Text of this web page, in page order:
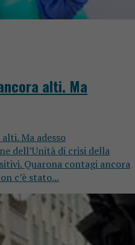
alti. Ma
Ma adesso
dell’Unità di crisi della
Quarona contagi ancora
c’è stato...